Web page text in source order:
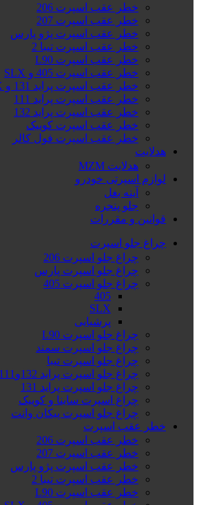
خطر عقب اسپرت 206
خطر عقب اسپرت 207
خطر عقب اسپرت پژو پارس
خطر عقب اسپرت تیبا 2
خطر عقب اسپرت L90
خطر عقب اسپرت 405 و SLX
خطر عقب اسپرت پراید 131 و GTX
خطر عقب اسپرت پراید 111
خطر عقب اسپرت پراید 132
خطر عقب اسپرت کوییک
خطر عقب اسپرت فول کالر
هدلایت
هدلایت MZM
لوازم اسپرتی خودرو
آینه بغل
جلو پنجره
قوانین و مقررات
چراغ جلو اسپرت
چراغ جلو اسپرت 206
چراغ جلو اسپرت پارس
چراغ جلو اسپرت 405
405
SLX
پرشیایی
چراغ جلو اسپرت L90
چراغ جلو اسپرت سمند
چراغ جلو اسپرت تیبا
چراغ جلو اسپرت پراید 132و111
چراغ جلو اسپرت پراید 131
چراغ اسپرت ساینا و کوییک
چراغ جلو اسپرت پیکان وانت
خطر عقب اسپرت
خطر عقب اسپرت 206
خطر عقب اسپرت 207
خطر عقب اسپرت پژو پارس
خطر عقب اسپرت تیبا 2
خطر عقب اسپرت L90